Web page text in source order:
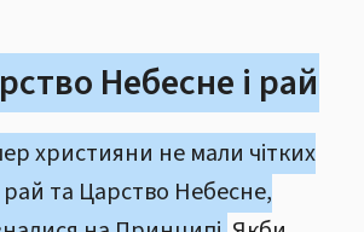
Небесне і рай
християни не мали чітких
та Царство Небесне,